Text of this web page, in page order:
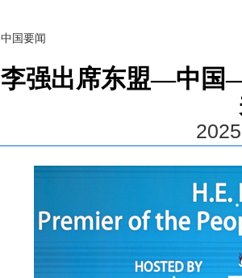
中国要闻
李强出席东盟—中国